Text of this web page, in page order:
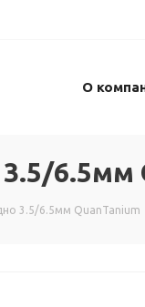
О
6.5мм
3.5/6.5мм QuanTanium